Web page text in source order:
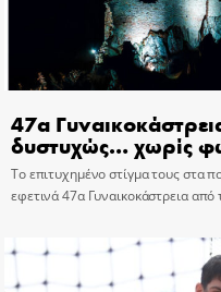
47α
δυστυχώς… χωρίς
Το επιτυχημένο στίγμα τους στα
εφετινά 47α Γυναικοκάστρεια